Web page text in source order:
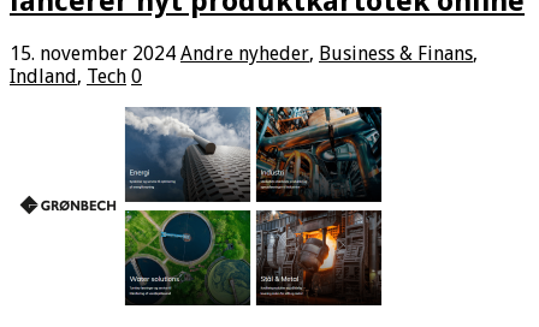
15. november 2024 Andre nyheder, Business & Finans,
Indland, Tech 0